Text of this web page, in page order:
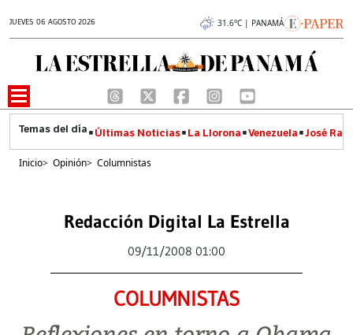
JUEVES 06 AGOSTO 2026 31.6°C | PANAMÁ
Últimas Noticias La Llorona Venezuela José
Inicio> Opinión> Columnistas
Redacción Digital La Estrella
09/11/2008 01:00
COLUMNISTAS